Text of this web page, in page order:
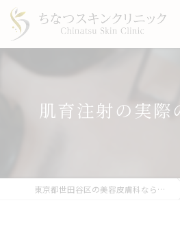
肌育注射の実際
東京都世田谷区の美容皮膚科ならちなつスキンクリニック